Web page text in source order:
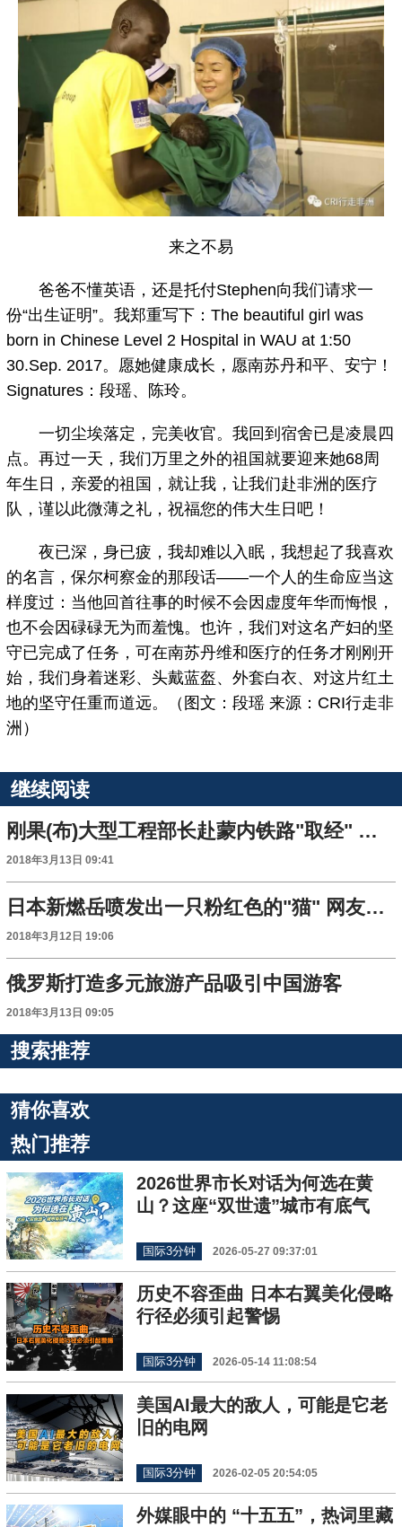
来之不易
爸爸不懂英语，还是托付Stephen向我们请求一
份“出生证明”。我郑重写下：The beautiful girl was
born in Chinese Level 2 Hospital in WAU at 1:50
30.Sep. 2017。愿她健康成长，愿南苏丹和平、安宁！
Signatures：段瑶、陈玲。
一切尘埃落定，完美收官。我回到宿舍已是凌晨四
点。再过一天，我们万里之外的祖国就要迎来她68周
年生日，亲爱的祖国，就让我，让我们赴非洲的医疗
队，谨以此微薄之礼，祝福您的伟大生日吧！
夜已深，身已疲，我却难以入眠，我想起了我喜欢
的名言，保尔柯察金的那段话——一个人的生命应当这
样度过：当他回首往事的时候不会因虚度年华而悔恨，
也不会因碌碌无为而羞愧。也许，我们对这名产妇的坚
守已完成了任务，可在南苏丹维和医疗的任务才刚刚开
始，我们身着迷彩、头戴蓝盔、外套白衣、对这片红土
地的坚守任重而道远。（图文：段瑶 来源：CRI行走非
洲）
继续阅读
刚果(布)大型工程部长赴蒙内铁路"取经" 期待"一带一路"连接非洲
2018年3月13日 09:41
日本新燃岳喷发出一只粉红色的"猫" 网友啧啧称奇
2018年3月12日 19:06
俄罗斯打造多元旅游产品吸引中国游客
2018年3月13日 09:05
搜索推荐
猜你喜欢
热门推荐
2026世界市长对话为何选在黄
山？这座“双世遗”城市有底气
国际3分钟 2026-05-27 09:37:01
历史不容歪曲 日本右翼美化侵略
行径必须引起警惕
国际3分钟 2026-05-14 11:08:54
美国AI最大的敌人，可能是它老
旧的电网
国际3分钟 2026-02-05 20:54:05
外媒眼中的 “十五五”，热词里藏